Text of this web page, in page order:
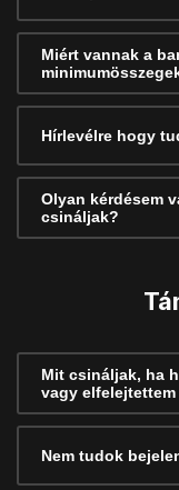
Miért vannak a
Hírlevélre hogy
Olyan kérdésem
csináljak?
Mit csináljak, ha
vagy elfelejtettem
Nem tudok